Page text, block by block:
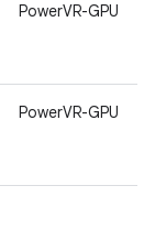
PowerVR-GPU
PowerVR-GPU